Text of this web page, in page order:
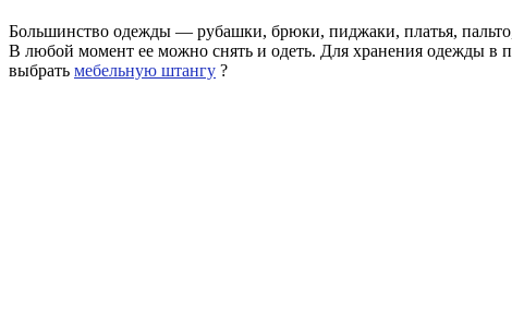
Большинство одежды — рубашки, брюки, пиджаки, платья,
В любой момент ее можно снять и одеть. Для хранения одежды в
выбрать мебельную штангу ?